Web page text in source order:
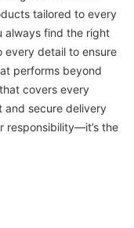
tailored to every
always find the right
detail to ensure
performs beyond
covers every
secure delivery
responsibility—it’s the